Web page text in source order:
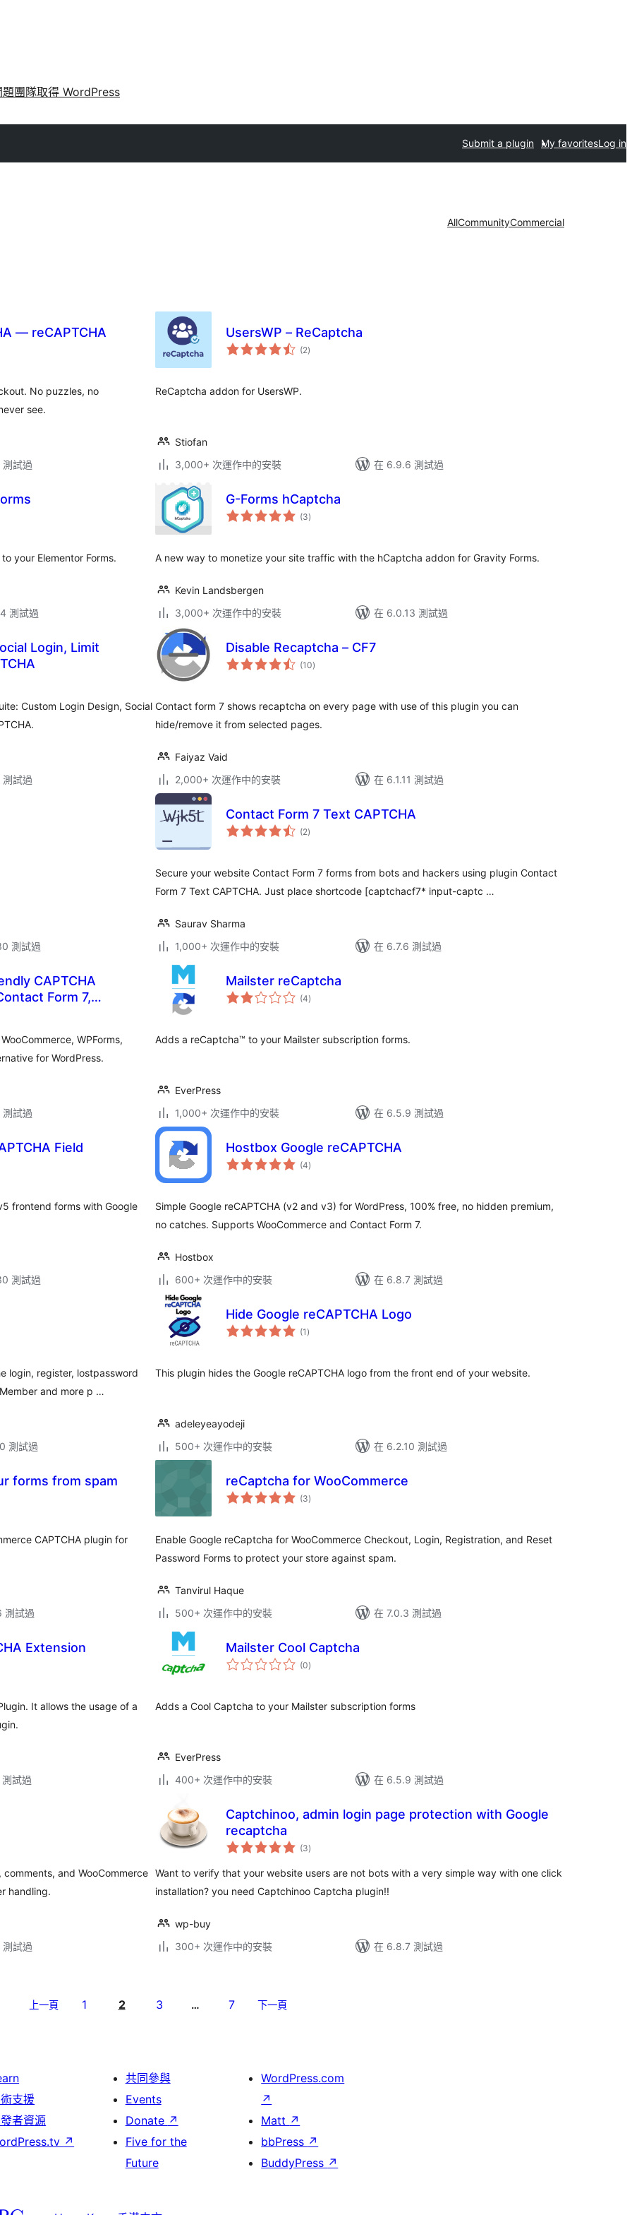
題團隊取得 WordPress
Submit a plugin My favoritesLog in
AllCommunityCommercial
— reCAPTCHA
No puzzles, no
see.
試過
UsersWP – ReCaptcha
(2總
評)
ReCaptcha addon for UsersWP.
Stiofan
3,000+ 次運作中的安裝
在 6.9.6 測試過
your Elementor Forms.
測試過
G-Forms hCaptcha
(3總
評)
A new way to monetize your site traffic with the hCaptcha addon for Gravity Forms.
Kevin Landsbergen
3,000+ 次運作中的安裝
在 6.0.13 測試過
Login, Limit
Custom Login Design, Social
試過
Disable Recaptcha – CF7
(10總
評)
Contact form 7 shows recaptcha on every page with use of this plugin you can
hide/remove it from selected pages.
Faiyaz Vaid
2,000+ 次運作中的安裝
在 6.1.11 測試過
測試過
Contact Form 7 Text CAPTCHA
(2總
評)
Secure your website Contact Form 7 forms from bots and hackers using plugin Contact
Form 7 Text CAPTCHA. Just place shortcode [captchacf7* input-captc …
Saurav Sharma
1,000+ 次運作中的安裝
在 6.7.6 測試過
CAPTCHA
Form 7,
WPForms,
for WordPress.
試過
Mailster reCaptcha
(4總
評)
Adds a reCaptcha™ to your Mailster subscription forms.
EverPress
1,000+ 次運作中的安裝
在 6.5.9 測試過
Field
frontend forms with Google
測試過
Hostbox Google reCAPTCHA
(4總
評)
Simple Google reCAPTCHA (v2 and v3) for WordPress, 100% free, no hidden premium,
no catches. Supports WooCommerce and Contact Form 7.
Hostbox
600+ 次運作中的安裝
在 6.8.7 測試過
login, register, lostpassword
and more p …
測試過
Hide Google reCAPTCHA Logo
(1 總
評)
This plugin hides the Google reCAPTCHA logo from the front end of your website.
adeleyeayodeji
500+ 次運作中的安裝
在 6.2.10 測試過
forms from spam
CAPTCHA plugin for
測試過
reCaptcha for WooCommerce
(3總
評)
Enable Google reCaptcha for WooCommerce Checkout, Login, Registration, and Reset
Password Forms to protect your store against spam.
Tanvirul Haque
500+ 次運作中的安裝
在 7.0.3 測試過
Extension
It allows the usage of a
試過
Mailster Cool Captcha
(0總
評)
Adds a Cool Captcha to your Mailster subscription forms
EverPress
400+ 次運作中的安裝
在 6.5.9 測試過
and WooCommerce
handling.
試過
Captchinoo, admin login page protection with Google
recaptcha
(3總
評)
Want to verify that your website users are not bots with a very simple way with one click
installation? you need Captchinoo Captcha plugin!!
wp-buy
300+ 次運作中的安裝
在 6.8.7 測試過
上一頁 1 2 3 … 7 下一頁
支援
者資源
↗
共同參與
Events
Donate ↗
Five for the
Future
WordPress.com
↗
Matt ↗
bbPress ↗
BuddyPress ↗